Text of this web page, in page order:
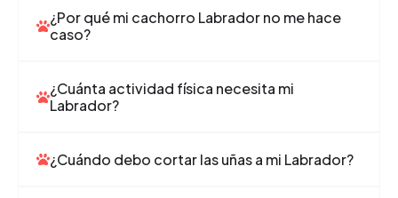
¿Por qué mi cachorro Labrador no me hace
caso?
¿Cuánta actividad física necesita mi
Labrador?
¿Cuándo debo cortar las uñas a mi Labrador?